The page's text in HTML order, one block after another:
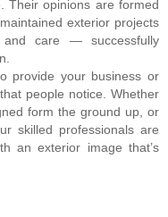
Their opinions are formed
exterior projects
and care — successfully
provide your business or
people notice. Whether
form the ground up, or
skilled professionals are
an exterior image that’s